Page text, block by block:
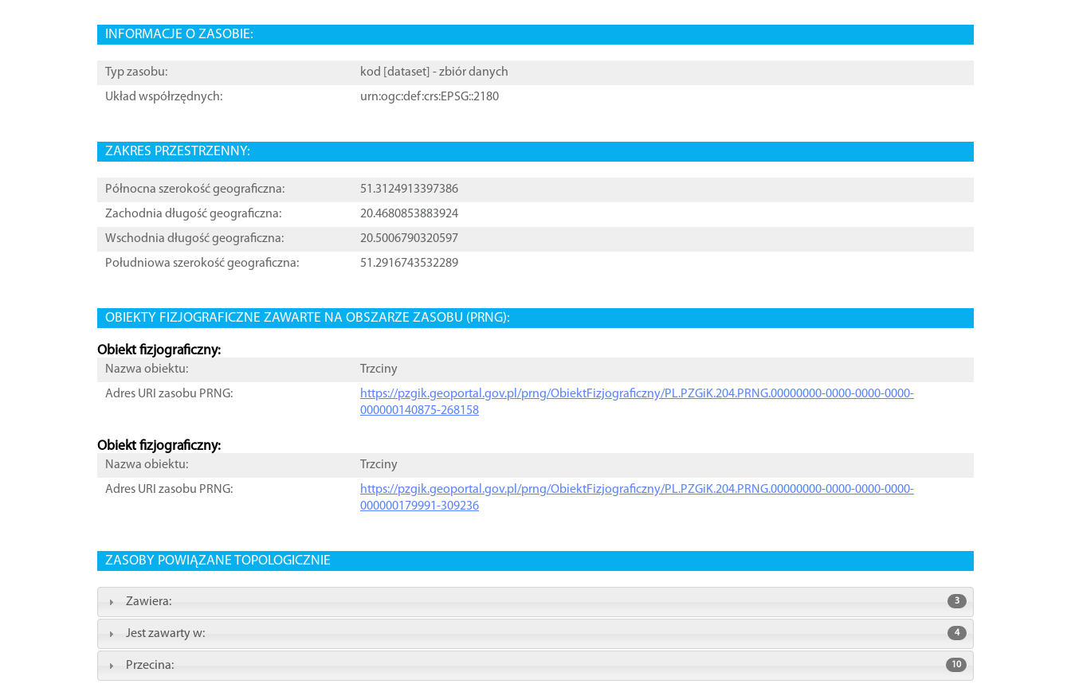
INFORMACJE O ZASOBIE:
Typ zasobu: kod [ dataset ] - zbiór danych
Układ współrzędnych:
urn:ogc:def:crs:EPSG::2180
ZAKRES PRZESTRZENNY:
Północna szerokość geograficzna:
51.3124913397386
Zachodnia długość geograficzna:
20.4680853883924
Wschodnia długość geograficzna:
20.5006790320597
Południowa szerokość geograficzna:
51.2916743532289
OBIEKTY FIZJOGRAFICZNE ZAWARTE NA OBSZARZE ZASOBU (PRNG):
Obiekt fizjograficzny:
Nazwa obiektu:
Trzciny
Adres URI zasobu PRNG:
https://pzgik.geoportal.gov.pl/prng/ObiektFizjograficzny/PL.PZGiK.204.PRNG.00000000-0000-0000-0000-
000000140875-268158
Obiekt fizjograficzny:
Nazwa obiektu:
Trzciny
Adres URI zasobu PRNG:
https://pzgik.geoportal.gov.pl/prng/ObiektFizjograficzny/PL.PZGiK.204.PRNG.00000000-0000-0000-0000-
000000179991-309236
ZASOBY POWIĄZANE TOPOLOGICZNIE
Zawiera: 3
Jest zawarty w: 4
Przecina: 10